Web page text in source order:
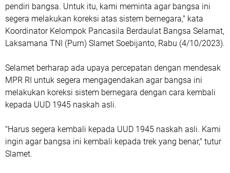
pendiri bangsa. Untuk itu, kami meminta agar bangsa ini
segera melakukan koreksi atas sistem bernegara," kata
Koordinator Kelompok Pancasila Berdaulat Bangsa Selamat,
Laksamana TNI (Purn) Slamet Soebijanto, Rabu (4/10/2023).
Selamet berharap ada upaya percepatan dengan mendesak
MPR RI untuk segera mengagendakan agar bangsa ini
melakukan koreksi sistem bernegara dengan cara kembali
kepada UUD 1945 naskah asli.
"Harus segera kembali kepada UUD 1945 naskah asli. Kami
ingin agar bangsa ini kembali kepada trek yang benar," tutur
Slamet.